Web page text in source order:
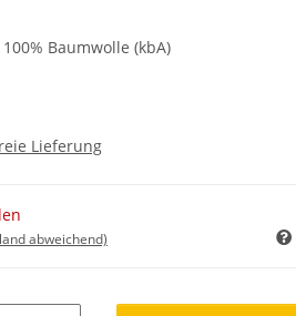
Baumwolle (kbA)
Lieferung
abweichend)